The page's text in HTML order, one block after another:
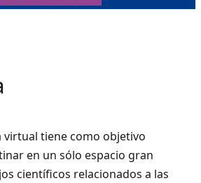
virtual tiene como objetivo
en un sólo espacio gran
científicos relacionados a las